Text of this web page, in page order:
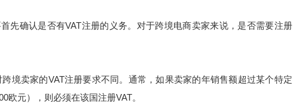
确认是否有VAT注册的义务。对于跨境电商卖家来说，是否需要注册
卖家的VAT注册要求不同。通常，如果卖家的年销售额超过某个特定
欧元），则必须在该国注册VAT。